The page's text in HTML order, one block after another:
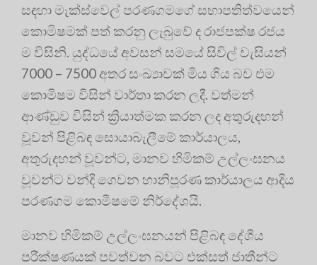
සඳහා මැක්ස්වෙල් පරණගමගේ සභාපතිත්වයෙන්
කොමිෂමක් පත් කරනු ලැබුවේ ද රාජපක්ෂ රජය
ම විසිනි. යුද්ධයේ අවසන් සමයේ සිවිල් වැසියන්
7000 – 7500 අතර සංඛ්‍යාවක් මිය ගිය බව එම
කොමිෂම විසින් වාර්තා කරන ලදී. වත්මන්
ආණ්ඩුව විසින් ක්‍රියාත්මක කරන ලද අතුරුදහන්
වූවන් පිළිබඳ සොයාබැලීමේ කාර්යාලය,
අතුරුදහන් වූවන්ට, මානව හිමිකම් උල්ලංඝනය
වූවන්ට වන්දි ගෙවන හානිපූරණ කාර්යාලය ආදිය
පරණගම කොමිෂමේ නිර්දේශයි.
මානව හිමිකම් උල්ලංඝනයන් පිළිබඳ දේශීය
පරීක්ෂණයක් පවත්වන බවට එක්සත් ජාතීන්ට